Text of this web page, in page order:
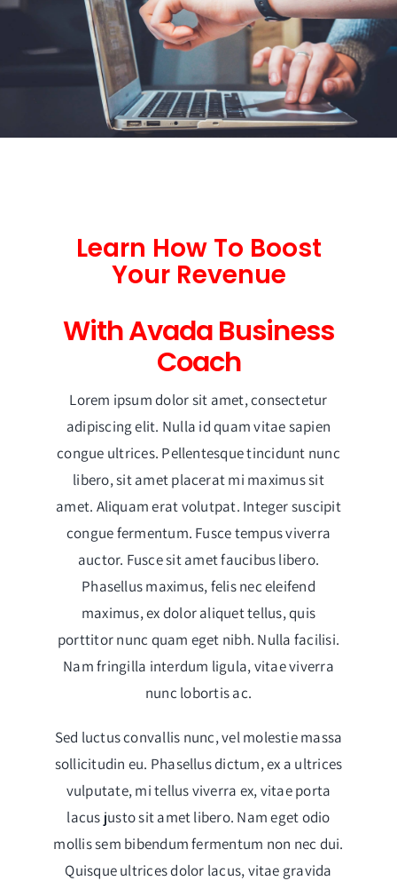
Learn How To Boost
Your Revenue
With Avada Business
Coach
Lorem ipsum dolor sit amet, consectetur
adipiscing elit. Nulla id quam vitae sapien
congue ultrices. Pellentesque tincidunt nunc
libero, sit amet placerat mi maximus sit
amet. Aliquam erat volutpat. Integer suscipit
congue fermentum. Fusce tempus viverra
auctor. Fusce sit amet faucibus libero.
Phasellus maximus, felis nec eleifend
maximus, ex dolor aliquet tellus, quis
porttitor nunc quam eget nibh. Nulla facilisi.
Nam fringilla interdum ligula, vitae viverra
nunc lobortis ac.
Sed luctus convallis nunc, vel molestie massa
sollicitudin eu. Phasellus dictum, ex a ultrices
vulputate, mi tellus viverra ex, vitae porta
lacus justo sit amet libero. Nam eget odio
mollis sem bibendum fermentum non nec dui.
Quisque ultrices dolor lacus, vitae gravida